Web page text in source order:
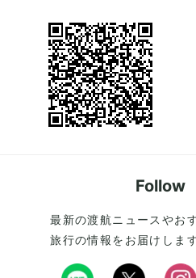
最新の渡航ニュースやお
旅行の情報をお届けしま